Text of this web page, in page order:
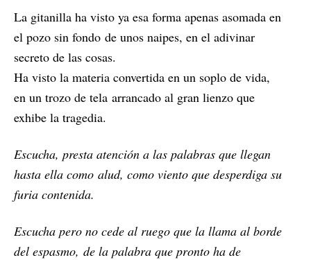
La gitanilla ha visto ya esa forma apenas asomada en
el pozo sin fondo de unos naipes, en el adivinar
secreto de las cosas.
Ha visto la materia convertida en un soplo de vida,
en un trozo de tela arrancado al gran lienzo que
exhibe la tragedia.
Escucha, presta atención a las palabras que llegan
hasta ella como alud, como viento que desperdiga su
furia contenida.
Escucha pero no cede al ruego que la llama al borde
del espasmo, de la palabra que pronto ha de